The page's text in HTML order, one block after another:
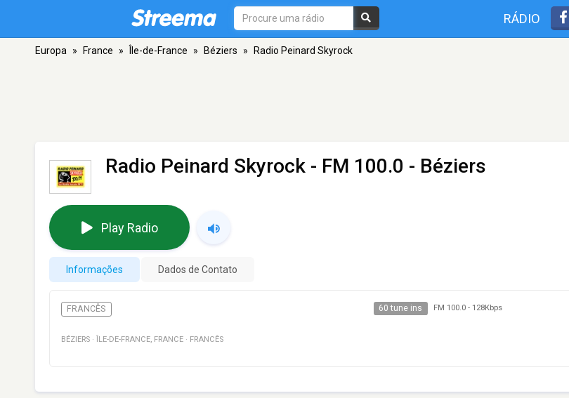
RÁDIO
Europa » France » Île-de-France » Béziers » Radio Peinard Skyrock
Radio Peinard Skyrock - FM 100.0 - Béziers
Play Radio
Informações Dados de Contato
FRANCÊS 60 tune ins FM 100.0- 128Kbps
BÉZIERS · ÎLE-DE-FRANCE FRANCE · FRANCÊS